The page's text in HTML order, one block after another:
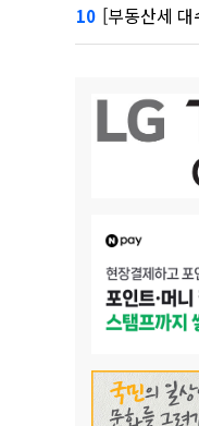
10 [부동산세 대